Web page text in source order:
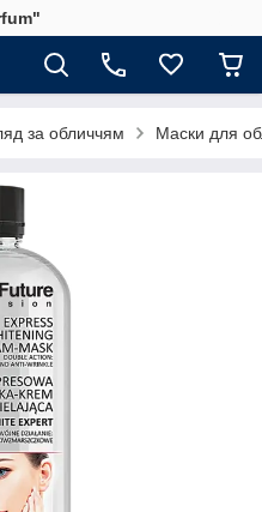
за обличчям Маски для